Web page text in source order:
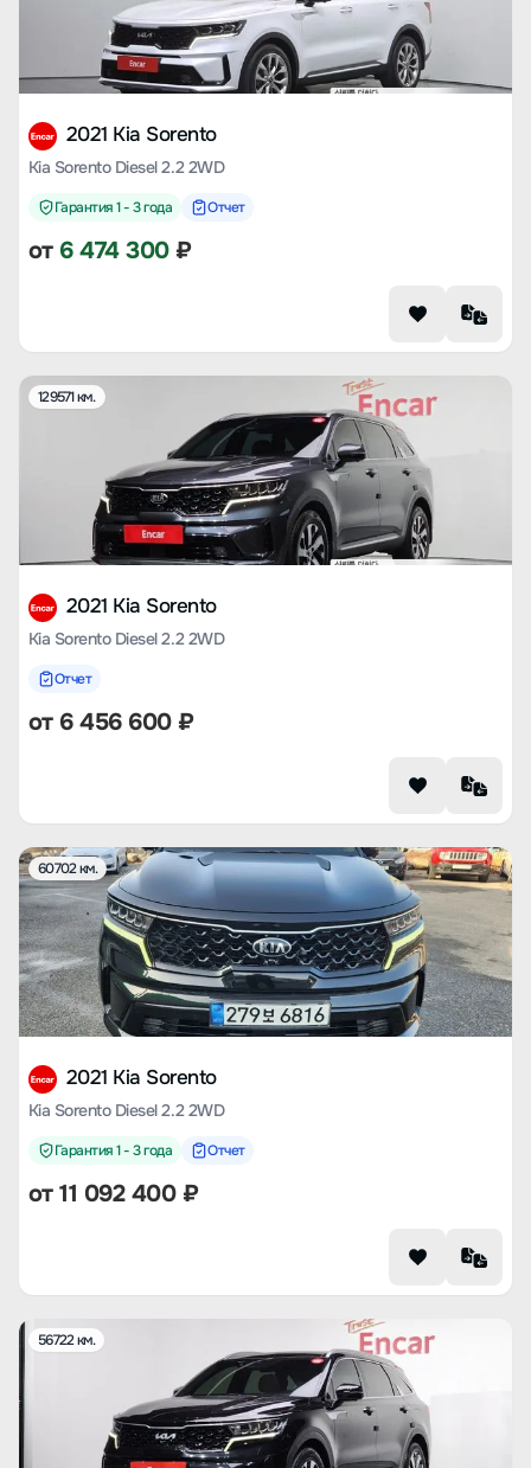
2021 Kia Sorento
Kia Sorento Diesel 2.2 2WD
Гарантия 1 - 3 года Отчет
от 6 474 300₽
129571 км.
2021 Kia Sorento
Kia Sorento Diesel 2.2 2WD
Отчет
от 6 456 600₽
60702 км.
2021 Kia Sorento
Kia Sorento Diesel 2.2 2WD
Гарантия 1 - 3 года Отчет
от11 092 400₽
56722 км.